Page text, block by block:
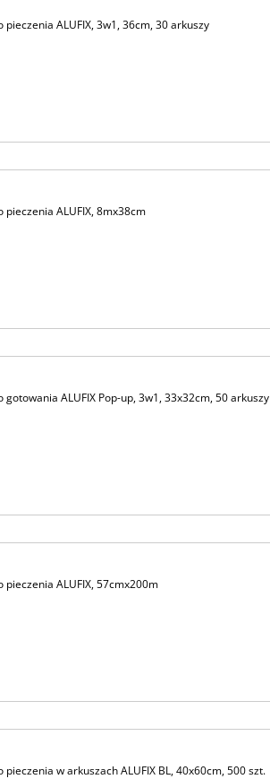
pieczenia ALUFIX, 3w1, 36cm, 30 arkuszy
pieczenia ALUFIX, 8mx38cm
gotowania ALUFIX Pop-up, 3w1, 33x32cm, 50 arkuszy
pieczenia ALUFIX, 57cmx200m
pieczenia w arkuszach ALUFIX BL, 40x60cm, 500 szt.